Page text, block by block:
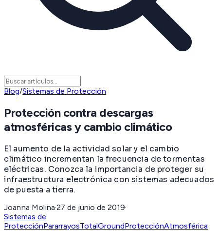
Blog/Sistemas de Protección
Protección contra descargas
atmosféricas y cambio climático
El aumento de la actividad solar y el cambio
climático incrementan la frecuencia de tormentas
eléctricas. Conozca la importancia de proteger su
infraestructura electrónica con sistemas adecuados
de puesta a tierra.
Joanna Molina·27 de junio de 2019·
Sistemas de
ProtecciónPararrayosTotalGroundProtecciónAtmosférica